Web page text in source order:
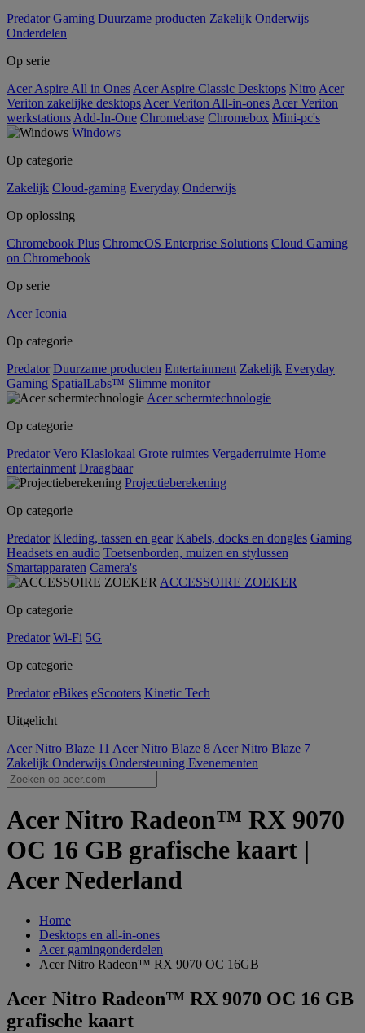
Predator Gaming Duurzame producten Zakelijk Onderwijs
Onderdelen
Op serie
Acer Aspire All in Ones Acer Aspire Classic Desktops Nitro Acer
Veriton zakelijke desktops Acer Veriton All-in-ones Acer Veriton
werkstations Add-In-One Chromebase Chromebox Mini-pc's
Windows
Op categorie
Zakelijk Cloud-gaming Everyday Onderwijs
Op oplossing
Chromebook Plus ChromeOS Enterprise Solutions Cloud Gaming
on Chromebook
Op serie
Acer Iconia
Op categorie
Predator Duurzame producten Entertainment Zakelijk Everyday
Gaming SpatialLabs™ Slimme monitor
Acer schermtechnologie
Op categorie
Predator Vero Klaslokaal Grote ruimtes Vergaderruimte Home
entertainment Draagbaar
Projectieberekening
Op categorie
Predator Kleding, tassen en gear Kabels, docks en dongles Gaming
Headsets en audio Toetsenborden, muizen en stylussen
Smartapparaten Camera's
ACCESSOIRE ZOEKER
Op categorie
Predator Wi-Fi 5G
Op categorie
Predator eBikes eScooters Kinetic Tech
Uitgelicht
Acer Nitro Blaze 11 Acer Nitro Blaze 8 Acer Nitro Blaze 7
Zakelijk Onderwijs Ondersteuning Evenementen
Acer Nitro Radeon™ RX 9070
OC 16 GB grafische kaart |
Acer Nederland
Home
Desktops en all-in-ones
Acer gamingonderdelen
Acer Nitro Radeon™ RX 9070 OC 16GB
Acer Nitro Radeon™ RX 9070 OC 16 GB
grafische kaart